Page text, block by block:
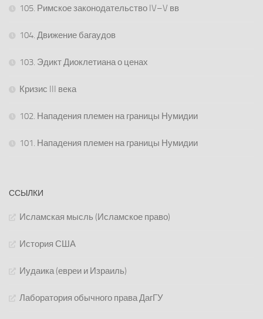
105. Римское законодательство IV–V вв
104. Движение багаудов
103. Эдикт Диоклетиана о ценах
Кризис III века
102. Нападения племен на границы Нумидии
101. Нападения племен на границы Нумидии
ССЫЛКИ
Исламская мысль (Исламское право)
История США
Иудаика (евреи и Израиль)
Лаборатория обычного права ДагГУ